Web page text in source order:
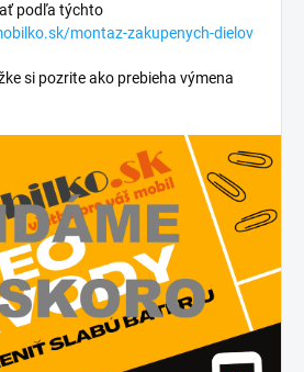
podľa týchto
montaz-zakupenych-dielov
si pozrite ako prebieha výmena